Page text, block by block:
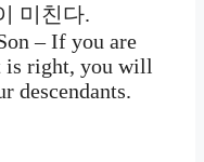
미친다.
– If you are
is right, you will
descendants.